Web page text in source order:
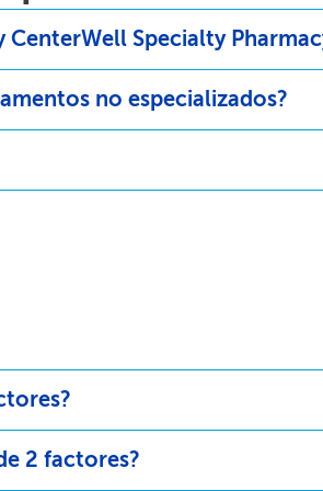
CenterWell Specialty
no especializados?​​
2 factores?​​